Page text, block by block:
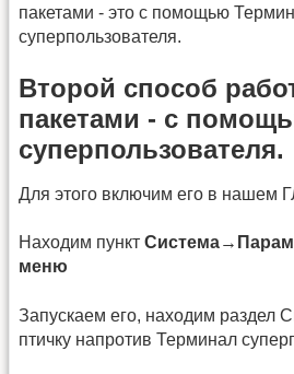
пакетами - это с помощью
суперпользователя.
Второй способ
пакетами - с
суперпользователя.
Для этого включим его в
Находим пункт
меню
Запускаем его, находим раздел
птичку напротив Терминал